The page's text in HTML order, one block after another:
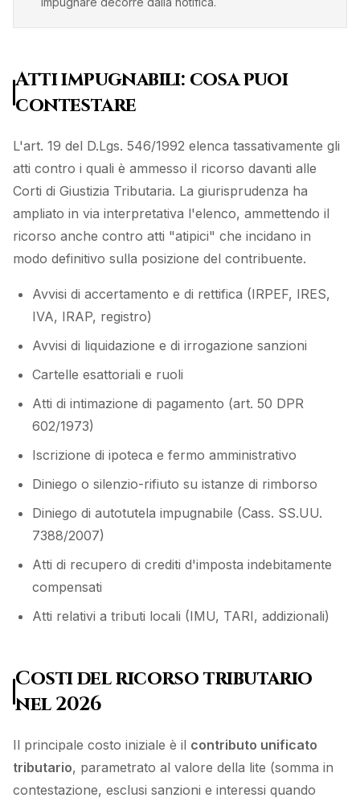
Atti impugnabili: cosa puoi
contestare
L'art. 19 del D.Lgs. 546/1992 elenca tassativamente gli
atti contro i quali è ammesso il ricorso davanti alle
Corti di Giustizia Tributaria. La giurisprudenza ha
ampliato in via interpretativa l'elenco, ammettendo il
ricorso anche contro atti "atipici" che incidano in
modo definitivo sulla posizione del contribuente.
Avvisi di accertamento e di rettifica (IRPEF, IRES,
IVA, IRAP, registro)
Avvisi di liquidazione e di irrogazione sanzioni
Cartelle esattoriali e ruoli
Atti di intimazione di pagamento (art. 50 DPR
602/1973)
Iscrizione di ipoteca e fermo amministrativo
Diniego o silenzio-rifiuto su istanze di rimborso
Diniego di autotutela impugnabile (Cass. SS.UU.
7388/2007)
Atti di recupero di crediti d'imposta indebitamente
compensati
Atti relativi a tributi locali (IMU, TARI, addizionali)
Costi del ricorso tributario
nel 2026
Il principale costo iniziale è il contributo unificato
tributario, parametrato al valore della lite (somma in
contestazione, esclusi sanzioni e interessi quando